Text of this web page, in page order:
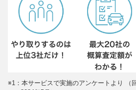
※1：本サービスで実施のアンケートより （